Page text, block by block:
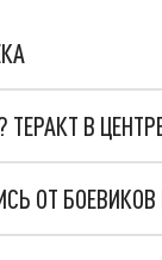
В
ОТ